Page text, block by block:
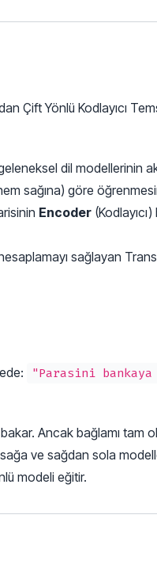
Çift Yönlü Kodlayıcı
dil modellerinin
sağına) göre
Encoder
sağlayan
"Parasini
Ancak bağlamı tam
ve sağdan sola
modeli eğitir.